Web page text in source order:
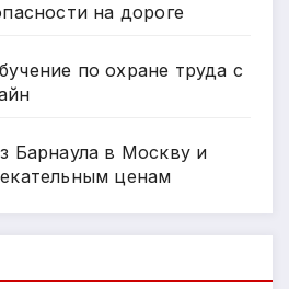
на дороге
по охране труда с
Барнаула в Москву и
ценам